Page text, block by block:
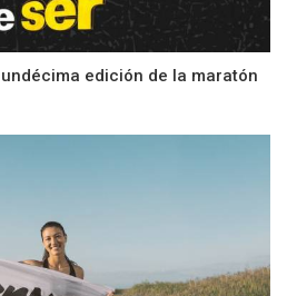
edición de la maratón